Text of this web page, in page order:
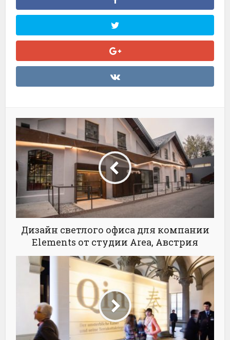
Дизайн светлого офиса для компании
Elements от студии Area, Австрия